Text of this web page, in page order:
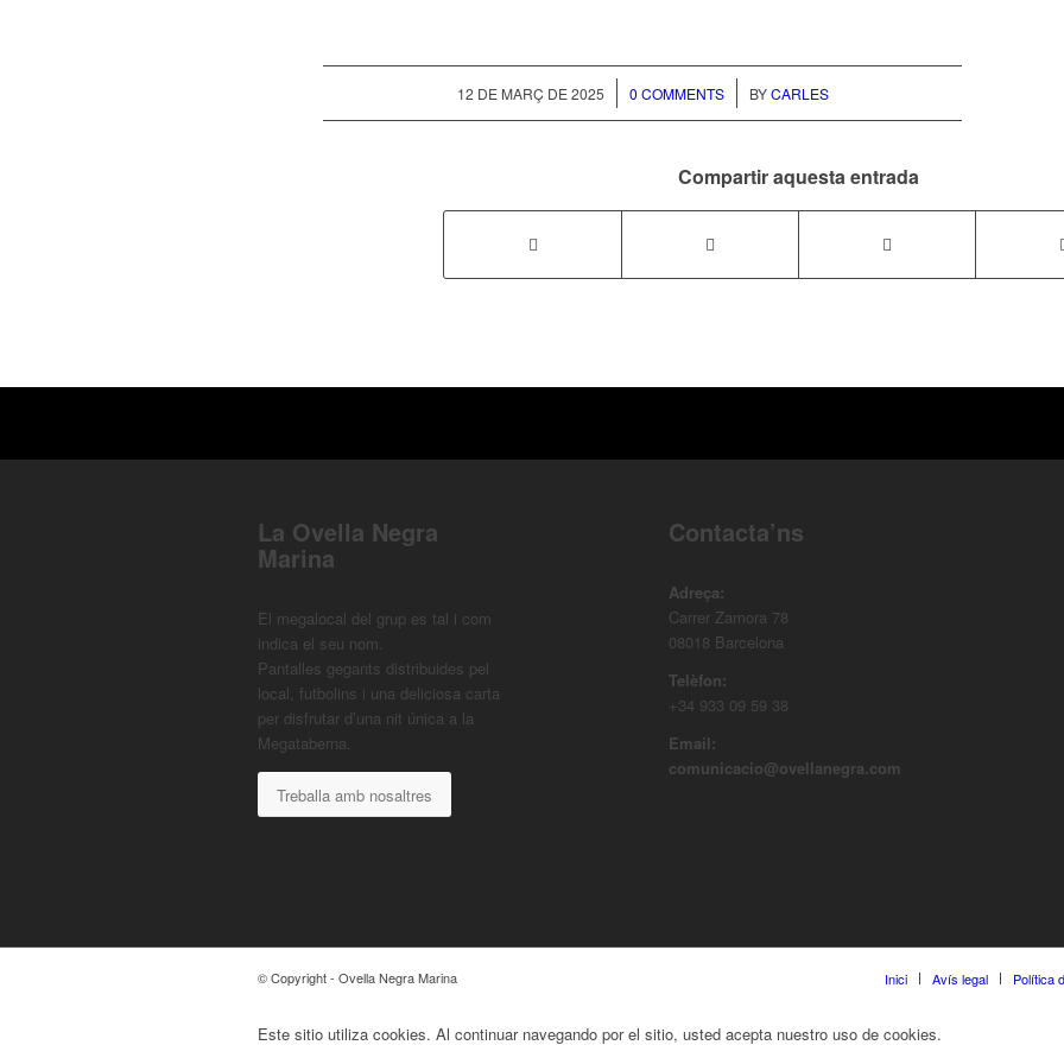
12 DE MARÇ DE 2025
/ 0 COMMENTS
/ BYCARLES
Compartir aquesta entrada
La Ovella Negra
Marina
El megalocal del grup es tal i com
indica el seu nom.
Pantalles gegants distribuides pel
local, futbolins i una deliciosa carta
per disfrutar d’una nit única a la
Megataberna.
Treballa amb nosaltres
Contacta’ns
Adreça:
Carrer Zamora 78
08018 Barcelona
Telèfon:
+34 933 09 59 38
Email:
comunicacio@ovellanegra.com
© Copyright - Ovella Negra Marina Inici Avís legal Política
Este sitio utiliza cookies. Al continuar navegando por el sitio, usted acepta nuestro uso de cookies.